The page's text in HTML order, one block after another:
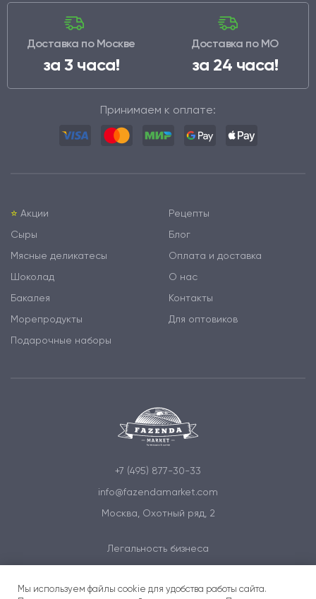
Доставка по Москве
за 3 часа!
Доставка по МО
за 24 часа!
Принимаем к оплате:
⭐️ Акции
Сыры
Мясные деликатесы
Шоколад
Бакалея
Морепродукты
Подарочные наборы
Рецепты
Блог
Оплата и доставка
О нас
Контакты
Для оптовиков
+7 (495) 877-30-33
info@fazendamarket.com
Москва, Охотный ряд, 2
Легальность бизнеса
Условия и соглашения
Мы используем файлы cookie для удобства работы сайта.